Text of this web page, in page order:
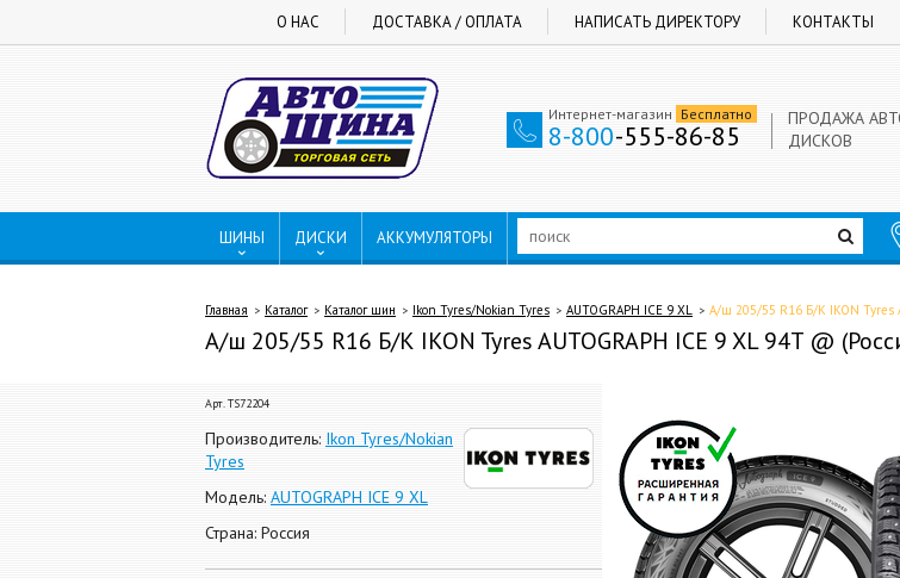
О НАС ДОСТАВКА / ОПЛАТА НАПИСАТЬ ДИРЕКТОРУ КОНТАКТЫ
Интернет-магазин Бесплатно
8-800-555-86-85
ПРОДАЖА
ДИСКОВ
ШИНЫ ДИСКИ АККУМУЛЯТОРЫ
Главная Каталог Каталог шин Ikon Tyres/Nokian Tyres AUTOGRAPH ICE 9 XL А/ш 205/55 R16 Б/К IKON Tyres
А/ш 205/55 R16 Б/К IKON Tyres AUTOGRAPH ICE 9 XL 94T @
Арт. TS72204
Производитель: Ikon Tyres/Nokian
Tyres
Модель: AUTOGRAPH ICE 9 XL
Страна: Россия